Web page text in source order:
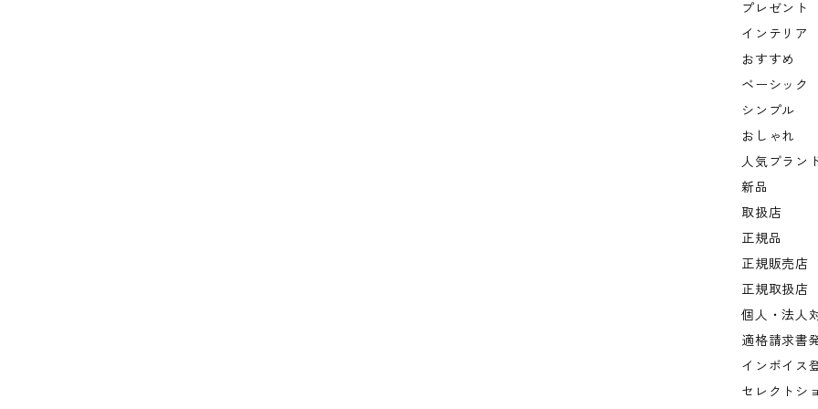
プレゼント
インテリア
おすすめ
ベーシック
シンプル
おしゃれ
人気ブラン
新品
取扱店
正規品
正規販売店
正規取扱店
個人・法人
適格請求書
インボイス
セレクトシ